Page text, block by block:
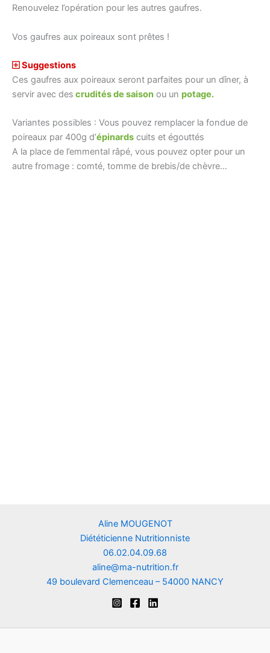
Renouvelez l’opération pour les autres gaufres.
Vos gaufres aux poireaux sont prêtes !
Suggestions
Ces gaufres aux poireaux seront parfaites pour un dîner, à
servir avec des crudités de saison ou un potage.
Variantes possibles : Vous pouvez remplacer la fondue de
poireaux par 400g d’épinards cuits et égouttés
A la place de l’emmental râpé, vous pouvez opter pour un
autre fromage : comté, tomme de brebis/de chèvre…
Aline MOUGENOT
Diététicienne Nutritionniste
06.02.04.09.68
aline@ma-nutrition.fr
49 boulevard Clemenceau – 54000 NANCY